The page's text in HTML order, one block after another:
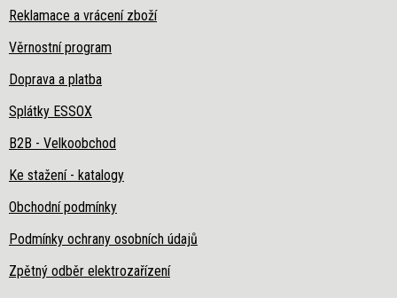
Reklamace a vrácení zboží
Věrnostní program
Doprava a platba
Splátky ESSOX
B2B - Velkoobchod
Ke stažení - katalogy
Obchodní podmínky
Podmínky ochrany osobních údajů
Zpětný odběr elektrozařízení